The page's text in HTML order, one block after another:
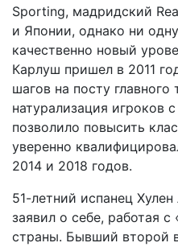
Sporting, мадридский
и Японии, однако ни
качественно новый
Карлуш пришел в 2011
шагов на посту главного
натурализация игроков
позволило повысить
уверенно
2014 и 2018 годов.
51-летний испанец
заявил о себе, работая
страны. Бывший второй